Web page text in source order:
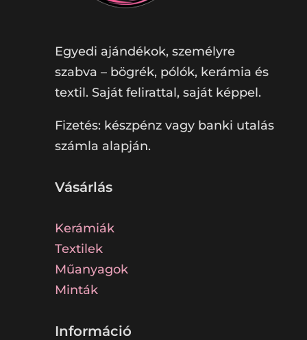
Egyedi ajándékok, személyre
szabva – bögrék, pólók, kerámia és
textil. Saját felirattal, saját képpel.
Fizetés: készpénz vagy banki utalás
számla alapján.
Vásárlás
Kerámiák
Textilek
Műanyagok
Minták
Információ